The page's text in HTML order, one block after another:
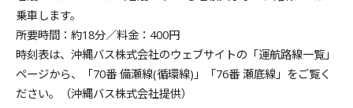
乗車します。
所要時間：約18分／料金：400円
時刻表は、沖縄バス株式会社のウェブサイトの「運航路線一覧」
ページから、「70番 備瀬線(循環線)」「76番 瀬底線」をご覧く
ださい。（沖縄バス株式会社提供）